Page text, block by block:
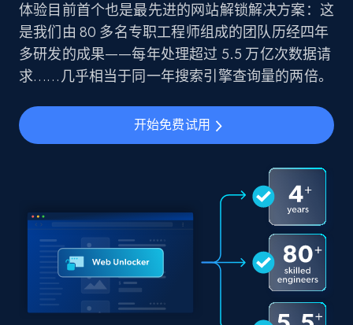
体验目前首个也是最先进的网站解锁解决方案：这
是我们由 80 多名专职工程师组成的团队历经四年
多研发的成果——每年处理超过 5.5 万亿次数据请
求……几乎相当于同一年搜索引擎查询量的两倍。
开始免费试用